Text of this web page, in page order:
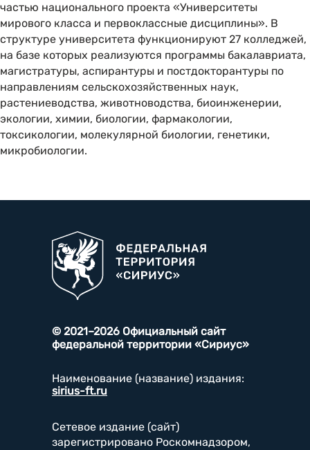
частью национального проекта «Университеты
мирового класса и первоклассные дисциплины». В
структуре университета функционируют 27 колледжей,
на базе которых реализуются программы бакалавриата,
магистратуры, аспирантуры и постдокторантуры по
направлениям сельскохозяйственных наук,
растениеводства, животноводства, биоинженерии,
экологии, химии, биологии, фармакологии,
токсикологии, молекулярной биологии, генетики,
микробиологии.
© 2021–2026 Официальный сайт
федеральной территории «Сириус»
Наименование (название) издания:
sirius-ft.ru
Сетевое издание (сайт)
зарегистрировано Роскомнадзором,